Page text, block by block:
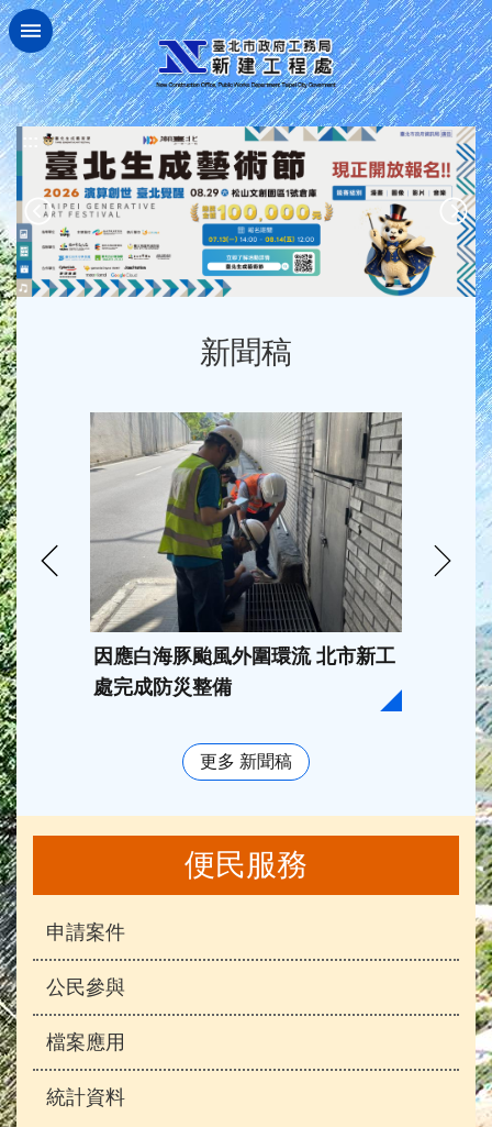
跳到主要內容區塊
新聞稿
因應白海豚颱風外圍環流 北市新工
處完成防災整備
臺北
2026
獎，
更多 新聞稿
便民服務
申請案件
公民參與
檔案應用
統計資料